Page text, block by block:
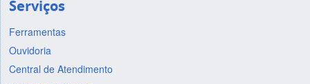
Serviços
Ferramentas
Ouvidoria
Central de Atendimento